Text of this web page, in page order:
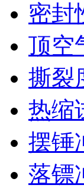
密封
顶空
撕裂
热缩
摆锤
落镖